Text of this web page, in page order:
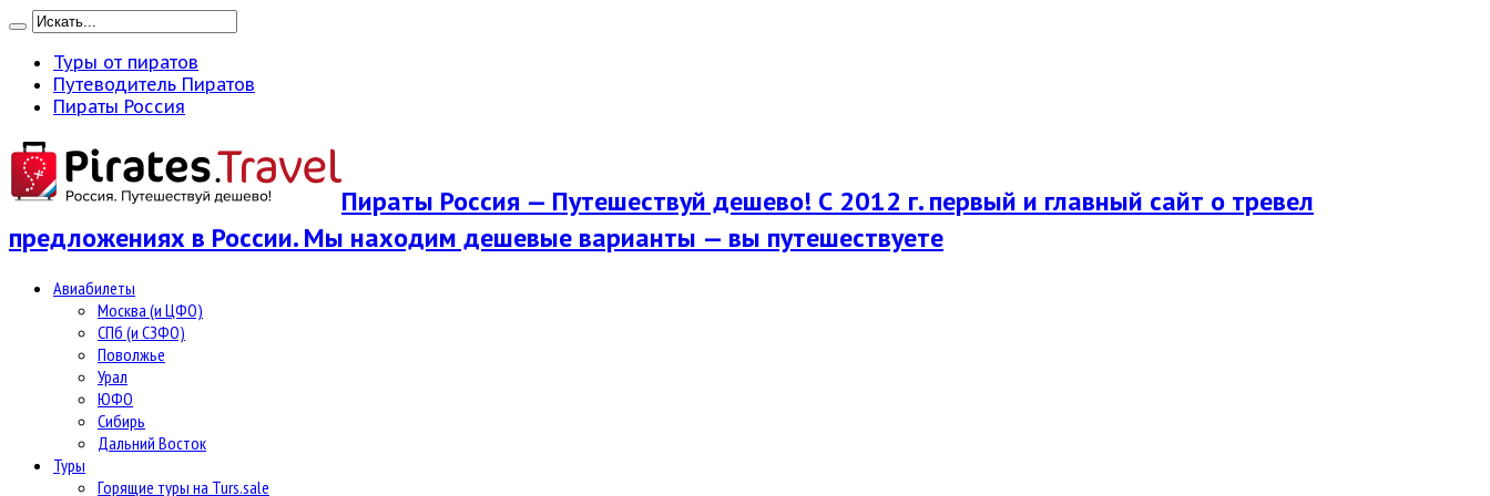
Туры от пиратов
Путеводитель Пиратов
Пираты Россия
Пираты Россия — Путешествуй дешево! С 2012 г. первый и главный сайт о тревел
предложениях в России. Мы находим дешевые варианты — вы путешествуете
Авиабилеты
Москва (и ЦФО)
СПб (и СЗФО)
Поволжье
Урал
ЮФО
Сибирь
Дальний Восток
Туры
Горящие туры на Turs.sale